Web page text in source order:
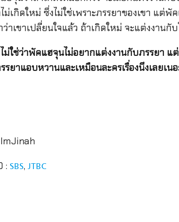
ไม่เกิดใหม่ ซึ่งไม่ใช่เพราะภรรยาของเขา แ
ว่าเขาเปลี่ยนใจแล้ว ถ้าเกิดใหม่ จะแต่งงานกั
ม่ใช่ว่าพัคแฮจุนไม่อยากแต่งงานกับภรรยา แ
ยาแอบหวานและเหมือนละครเรื่องนึงเลยเน
ImJinah
: SBS, JTBC